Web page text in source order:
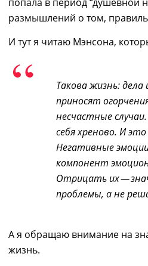
размышлений о том,
И тут я читаю Мэнсона,
Такова жизнь:
приносят
несчастные
себя хреново. И
Негативные
компонент
Отрицать их —
проблемы, а не
А я обращаю внимание на
жизнь.